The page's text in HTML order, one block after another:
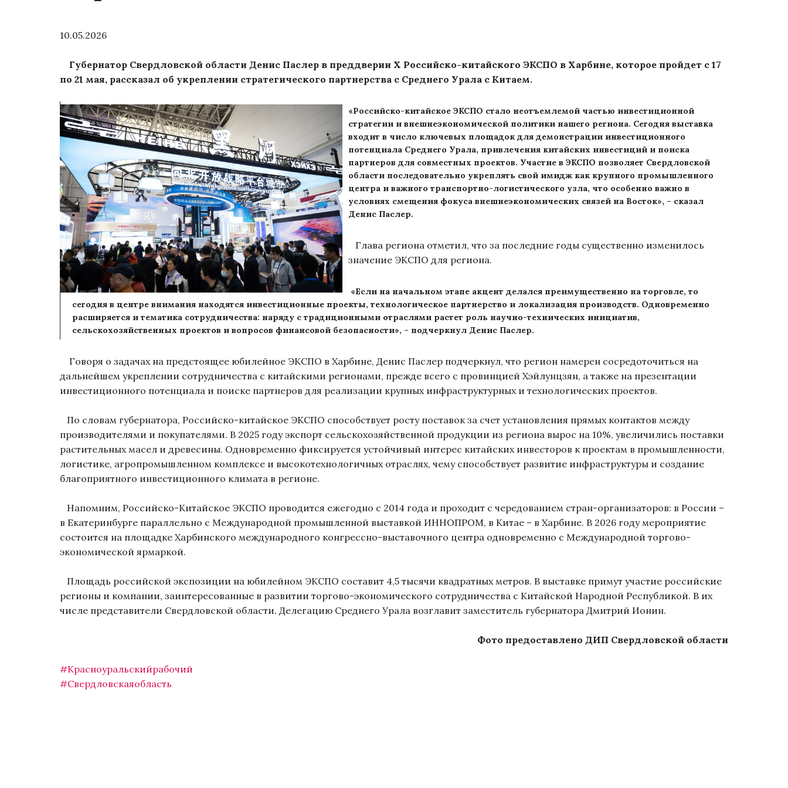
10.05.2026
Губернатор Свердловской области Денис Паслер в преддверии X Российско-китайского ЭКСПО в Харбине, которое пройдет с 17
по 21 мая, рассказал об укреплении стратегического партнерства с Среднего Урала с Китаем.
«Российско-китайское ЭКСПО стало неотъемлемой частью инвестиционной
стратегии и внешнеэкономической политики нашего региона. Сегодня выставка
входит в число ключевых площадок для демонстрации инвестиционного
потенциала Среднего Урала, привлечения китайских инвестиций и поиска
партнеров для совместных проектов. Участие в ЭКСПО позволяет Свердловской
области последовательно укреплять свой имидж как крупного промышленного
центра и важного транспортно-логистического узла, что особенно важно в
условиях смещения фокуса внешнеэкономических связей на Восток», – сказал
Денис Паслер.
Глава региона отметил, что за последние годы существенно изменилось
значение ЭКСПО для региона.
«Если на начальном этапе акцент делался преимущественно на торговле, то
сегодня в центре внимания находятся инвестиционные проекты, технологическое партнерство и локализация производств. Одновременно
расширяется и тематика сотрудничества: наряду с традиционными отраслями растет роль научно-технических инициатив,
сельскохозяйственных проектов и вопросов финансовой безопасности», – подчеркнул Денис Паслер.
Говоря о задачах на предстоящее юбилейное ЭКСПО в Харбине, Денис Паслер подчеркнул, что регион намерен сосредоточиться на
дальнейшем укреплении сотрудничества с китайскими регионами, прежде всего с провинцией Хэйлунцзян, а также на презентации
инвестиционного потенциала и поиске партнеров для реализации крупных инфраструктурных и технологических проектов.
По словам губернатора, Российско-китайское ЭКСПО способствует росту поставок за счет установления прямых контактов между
производителями и покупателями. В 2025 году экспорт сельскохозяйственной продукции из региона вырос на 10%, увеличились поставки
растительных масел и древесины. Одновременно фиксируется устойчивый интерес китайских инвесторов к проектам в промышленности,
логистике, агропромышленном комплексе и высокотехнологичных отраслях, чему способствует развитие инфраструктуры и создание
благоприятного инвестиционного климата в регионе.
Напомним, Российско-Китайское ЭКСПО проводится ежегодно с 2014 года и проходит с чередованием стран-организаторов: в России –
в Екатеринбурге параллельно с Международной промышленной выставкой ИННОПРОМ, в Китае – в Харбине. В 2026 году мероприятие
состоится на площадке Харбинского международного конгрессно-выставочного центра одновременно с Международной торгово-
экономической ярмаркой.
Площадь российской экспозиции на юбилейном ЭКСПО составит 4,5 тысячи квадратных метров. В выставке примут участие российские
регионы и компании, заинтересованные в развитии торгово-экономического сотрудничества с Китайской Народной Республикой. В их
числе представители Свердловской области. Делегацию Среднего Урала возглавит заместитель губернатора Дмитрий Ионин.
Фото предоставлено ДИП Свердловской области
#Красноуральскийрабочий
#Свердловскаяобласть